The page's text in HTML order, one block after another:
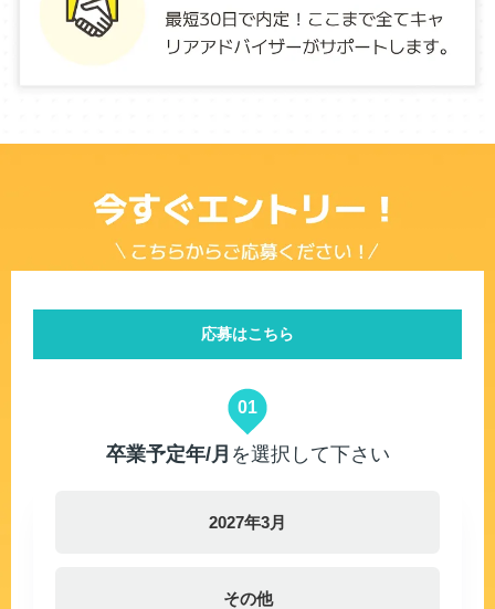
応募はこちら
01
卒業予定年/月 を選択して下さい
2027年3月
その他